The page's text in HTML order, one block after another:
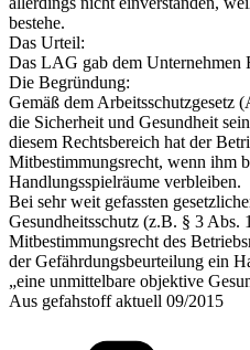
bestehe.
Das Urteil:
Das LAG gab dem Unternehmen
Die Begründung:
Gemäß dem Arbeitsschutzgesetz
die Sicherheit und Gesundheit
diesem Rechtsbereich hat der
Mitbestimmungsrecht, wenn ihm
Handlungsspielräume verbleiben.
Bei sehr weit gefassten
Gesundheitsschutz (z.B. § 3 Abs.
Mitbestimmungsrecht des
der Gefährdungsbeurteilung ein
„eine unmittelbare objektive
Aus gefahstoff aktuell 09/2015